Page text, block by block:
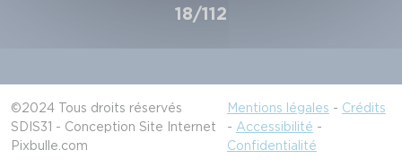
18/112
©2024 Tous droits réservés
SDIS31 - Conception Site Internet
Pixbulle.com
Mentions légales - Crédits
- Accessibilité -
Confidentialité